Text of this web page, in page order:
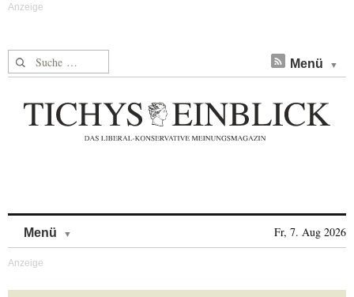
Suche nach: Menü
Menü Fr, 7. Aug 2026